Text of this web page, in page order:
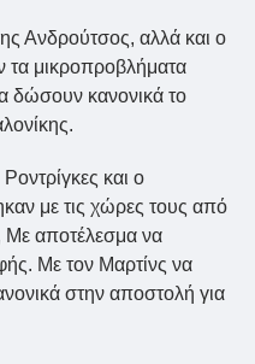
Ανδρούτσος, αλλά και ο
μικροπροβλήματα
δώσουν κανονικά το
και ο
με τις χώρες τους από
Με αποτέλεσμα να
Με τον Μαρτίνς να
στην αποστολή για